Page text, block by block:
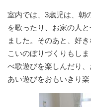
室内では、3歳児は、朝
を歌ったり、お家の人
ました。そのあと、好
こいのぼりづくりもし
べ歌遊びを楽しんだり
あい遊びをおもいきり